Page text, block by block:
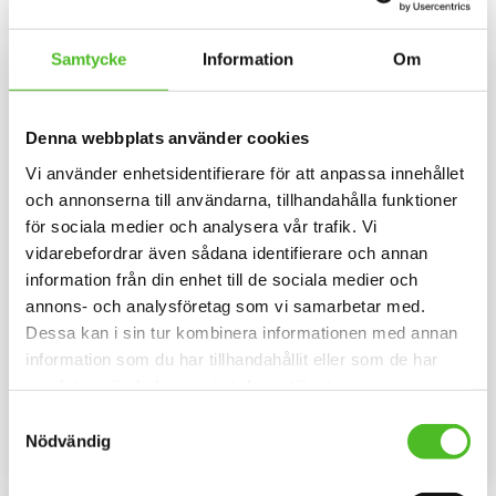
Samtycke Information Om
Denna webbplats använder cookies
Vi använder enhetsidentifierare för att anpassa innehållet
och annonserna till användarna, tillhandahålla funktioner
för sociala medier och analysera vår trafik. Vi
vidarebefordrar även sådana identifierare och annan
information från din enhet till de sociala medier och
annons- och analysföretag som vi samarbetar med.
Dessa kan i sin tur kombinera informationen med annan
information som du har tillhandahållit eller som de har
Nödvändig
Dekaler med
Xoloitzcuintle
Rund dekal i 3D-variant av hög
Xoloitzcuintle. Finns i 2 storlekar
INFO
Pannband med
Xoloitzcuintle
Pannband i kraftig Bomull /
en Xoloitzcuintle
Lägg